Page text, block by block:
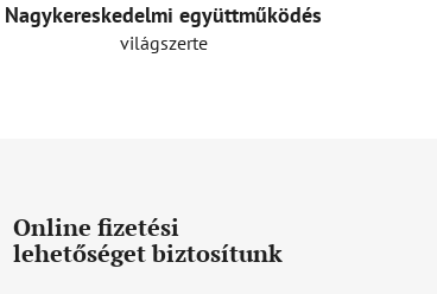
Nagykereskedelmi együttműködés
világszerte
Online fizetési
lehetőséget biztosítunk